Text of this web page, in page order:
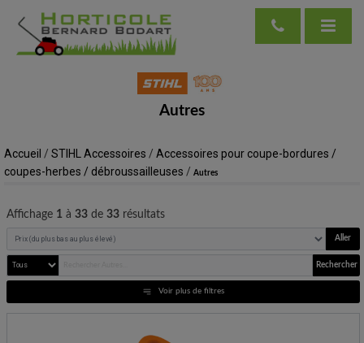
Autres
Accueil / STIHL Accessoires / Accessoires pour coupe-bordures /
coupes-herbes / débroussailleuses / Autres
Affichage 1à 33de 33résultats
Aller
Rechercher
Voir plus de filtres